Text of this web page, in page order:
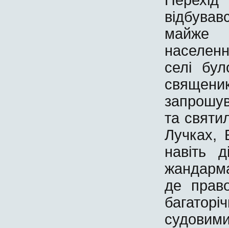
майже
селі
та
Лучках,
навіть
де